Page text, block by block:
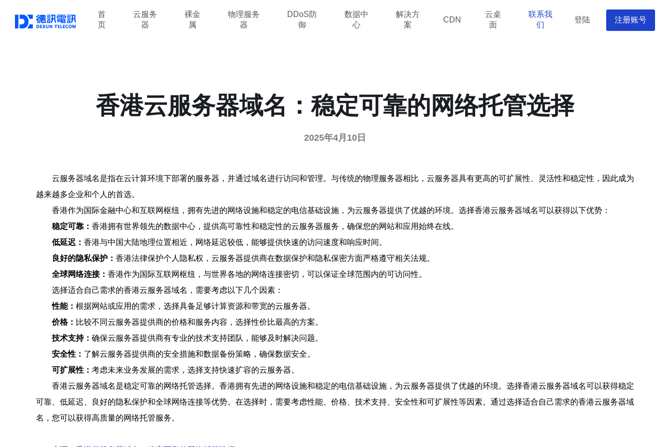
首
页
云服务
器
裸金
属
物理服务
器
DDoS防
御
数据中
心
解决方
案
CDN
云桌
面
联系我
们
登陆 注册账号
香港云服务器域名：稳定可靠的网络托管选择
2025年4月10日
云服务器域名是指在云计算环境下部署的服务器，并通过域名进行访问和管理。与传统的物理服务器相比，云服务器具有更高的可扩展性、灵活性和稳定性，因此成为
越来越多企业和个人的首选。
香港作为国际金融中心和互联网枢纽，拥有先进的网络设施和稳定的电信基础设施，为云服务器提供了优越的环境。选择香港云服务器域名可以获得以下优势：
稳定可靠： 香港拥有世界领先的数据中心，提供高可靠性和稳定性的云服务器服务，确保您的网站和应用始终在线。
低延迟： 香港与中国大陆地理位置相近，网络延迟较低，能够提供快速的访问速度和响应时间。
良好的隐私保护： 香港法律保护个人隐私权，云服务器提供商在数据保护和隐私保密方面严格遵守相关法规。
全球网络连接： 香港作为国际互联网枢纽，与世界各地的网络连接密切，可以保证全球范围内的可访问性。
选择适合自己需求的香港云服务器域名，需要考虑以下几个因素：
性能： 根据网站或应用的需求，选择具备足够计算资源和带宽的云服务器。
价格： 比较不同云服务器提供商的价格和服务内容，选择性价比最高的方案。
技术支持： 确保云服务器提供商有专业的技术支持团队，能够及时解决问题。
安全性： 了解云服务器提供商的安全措施和数据备份策略，确保数据安全。
可扩展性： 考虑未来业务发展的需求，选择支持快速扩容的云服务器。
香港云服务器域名是稳定可靠的网络托管选择。香港拥有先进的网络设施和稳定的电信基础设施，为云服务器提供了优越的环境。选择香港云服务器域名可以获得稳定
可靠、低延迟、良好的隐私保护和全球网络连接等优势。在选择时，需要考虑性能、价格、技术支持、安全性和可扩展性等因素。通过选择适合自己需求的香港云服务器域
名，您可以获得高质量的网络托管服务。